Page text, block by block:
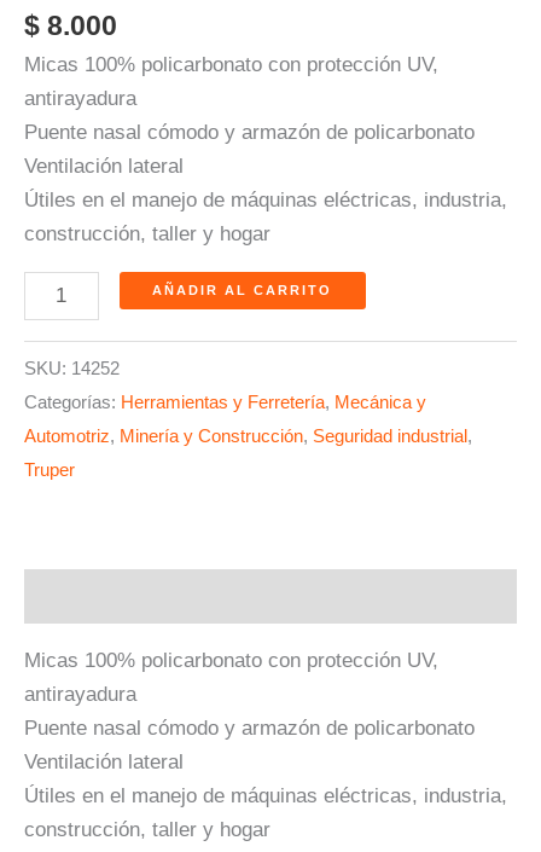
$ 8.000
Micas 100% policarbonato con protección UV,
antirayadura
Puente nasal cómodo y armazón de policarbonato
Ventilación lateral
Útiles en el manejo de máquinas eléctricas, industria,
construcción, taller y hogar
AÑADIR AL CARRITO
SKU: 14252
Categorías: Herramientas y Ferretería, Mecánica y
Automotriz, Minería y Construcción, Seguridad industrial,
Truper
Micas 100% policarbonato con protección UV,
antirayadura
Puente nasal cómodo y armazón de policarbonato
Ventilación lateral
Útiles en el manejo de máquinas eléctricas, industria,
construcción, taller y hogar